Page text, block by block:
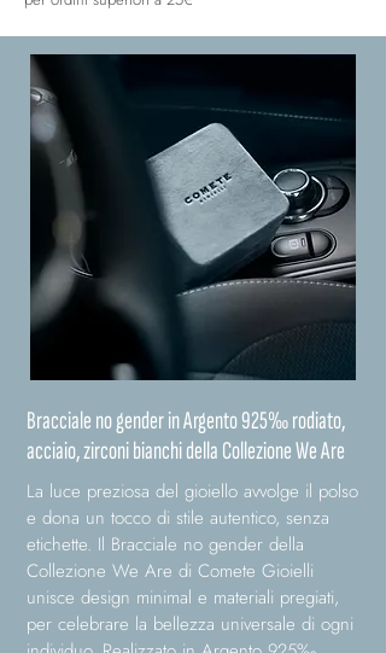
Bracciale no gender in Argento 925‰ rodiato,
acciaio, zirconi bianchi della Collezione We Are
La luce preziosa del gioiello avvolge il polso
e dona un tocco di stile autentico, senza
etichette. Il Bracciale no gender della
Collezione We Are di Comete Gioielli
unisce design minimal e materiali pregiati,
per celebrare la bellezza universale di ogni